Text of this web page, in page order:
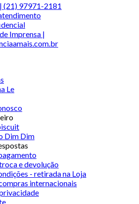
(21) 97971-2181
Imprensa |
Le
Dim Dim
e devolução
- retirada na Loja
internacionais